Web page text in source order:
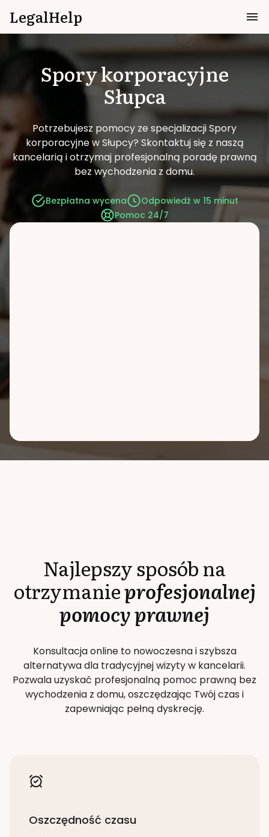
LegalHelp
Spory korporacyjne
Słupca
Potrzebujesz pomocy ze specjalizacji Spory
korporacyjne w Słupcy? Skontaktuj się z naszą
kancelarią i otrzymaj profesjonalną poradę prawną
bez wychodzenia z domu.
Bezpłatna wycena
Odpowiedź w 15 minut
Pomoc 24/7
Najlepszy sposób na
otrzymanieprofesjonalnej
pomocy prawnej
Konsultacja online to nowoczesna i szybsza
alternatywa dla tradycyjnej wizyty w kancelarii.
Pozwala uzyskać profesjonalną pomoc prawną bez
wychodzenia z domu, oszczędzając Twój czas i
zapewniając pełną dyskrecję.
Oszczędność czasu